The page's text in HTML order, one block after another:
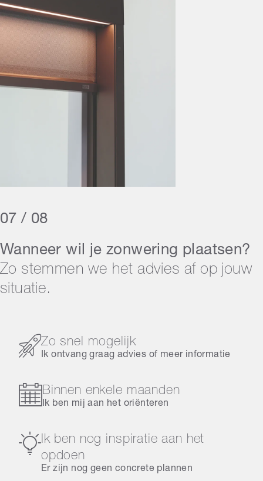
07 / 08
Wanneer wil je zonwering plaatsen?
Zo stemmen we het advies af op jouw
situatie.
Zo snel mogelijk
Ik ontvang graag advies of meer informatie
Binnen enkele maanden
Ik ben mij aan het oriënteren
Ik ben nog inspiratie aan het
opdoen
Er zijn nog geen concrete plannen